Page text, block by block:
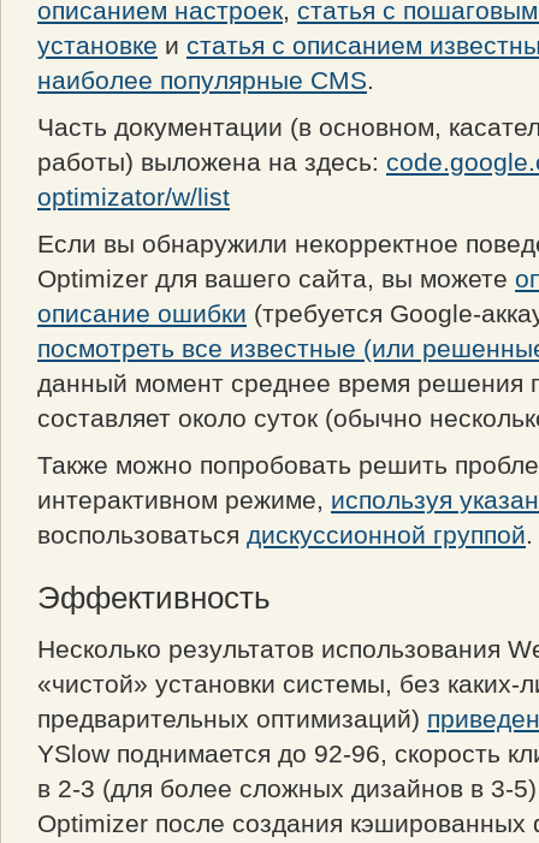
описанием настроек, статья с
установке и статья с описанием
наиболее популярные CMS.
Часть документации (в основном,
работы) выложена на здесь:
optimizator/w/list
Если вы обнаружили некорректное
Optimizer для вашего сайта, вы можете
описание ошибки (требуется Google-
посмотреть все известные (или
данный момент среднее время решения
составляет около суток (обычно
Также можно попробовать решить
интерактивном режиме, используя
воспользоваться дискуссионной группой.
Эффективность
Несколько результатов использования
«чистой» установки системы, без каких-
предварительных оптимизаций)
YSlow поднимается до 92-96, скорость
в 2-3 (для более сложных дизайнов в 3-
Optimizer после создания кэшированных